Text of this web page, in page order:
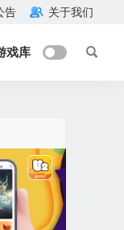
告 关于我们
戏库